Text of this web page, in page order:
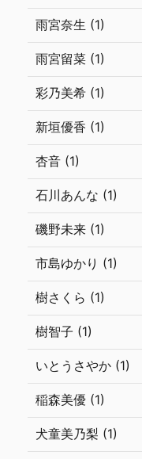
雨宮奈生 (1)
雨宮留菜 (1)
彩乃美希 (1)
新垣優香 (1)
杏音 (1)
石川あんな (1)
磯野未来 (1)
市島ゆかり (1)
樹さくら (1)
樹智子 (1)
いとうさやか (1)
稲森美優 (1)
犬童美乃梨 (1)